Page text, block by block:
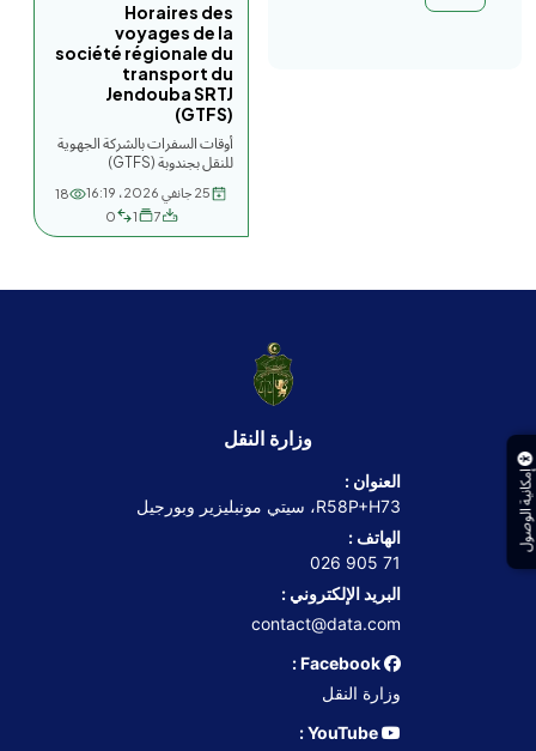
إمكانية الوصول
Horaires des
voyages de la
société régionale du
transport du
Jendouba SRTJ
(GTFS)
أوقات السفرات بالشركة الجهوية
للنقل بجندوبة (GTFS)
25 جانفي 2026، 16:19
18
7
1
0
وزارة النقل
العنوان :
R58P+H73، سيتي مونبليزير وبورجيل
الهاتف :
71 905 026
البريد الإلكتروني :
contact@data.com
Facebook :
وزارة النقل
YouTube :